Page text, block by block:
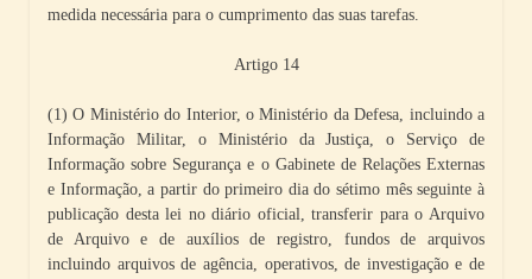
medida necessária para o cumprimento das suas tarefas.
Artigo 14
(1) O Ministério do Interior, o Ministério da Defesa, incluindo a
Informação Militar, o Ministério da Justiça, o Serviço de
Informação sobre Segurança e o Gabinete de Relações Externas
e Informação, a partir do primeiro dia do sétimo mês seguinte à
publicação desta lei no diário oficial, transferir para o Arquivo
de Arquivo e de auxílios de registro, fundos de arquivos
incluindo arquivos de agência, operativos, de investigação e de